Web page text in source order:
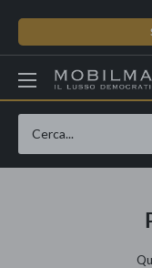
contenuto